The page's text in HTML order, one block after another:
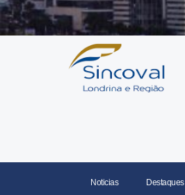
Noticias Destaques